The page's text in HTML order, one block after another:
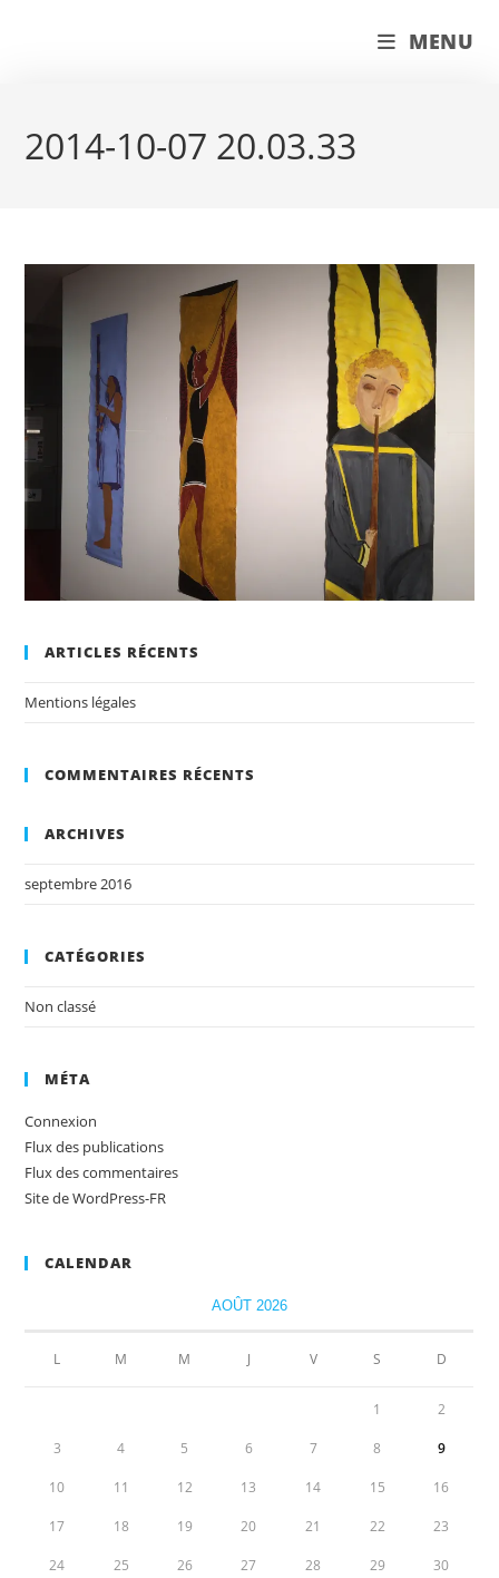
MENU
2014-10-07 20.03.33
ARTICLES RÉCENTS
Mentions légales
COMMENTAIRES RÉCENTS
ARCHIVES
septembre 2016
CATÉGORIES
Non classé
MÉTA
Connexion
Flux des publications
Flux des commentaires
Site de WordPress-FR
CALENDAR
AOÛT 2026
L M M J V S D
1 2
3 4 5 6 7 8 9
10 11 12 13 14 15 16
17 18 19 20 21 22 23
24 25 26 27 28 29 30